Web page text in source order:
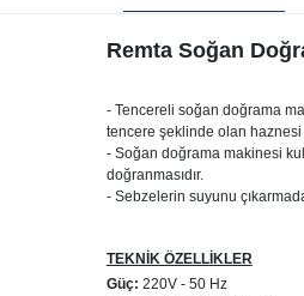
Remta Soğan
- Tencereli soğan doğrama
tencere şeklinde olan haznesi
- Soğan doğrama makinesi
doğranmasıdır.
TEKNİK ÖZELLİKLER
Güç: 220V - 50 Hz